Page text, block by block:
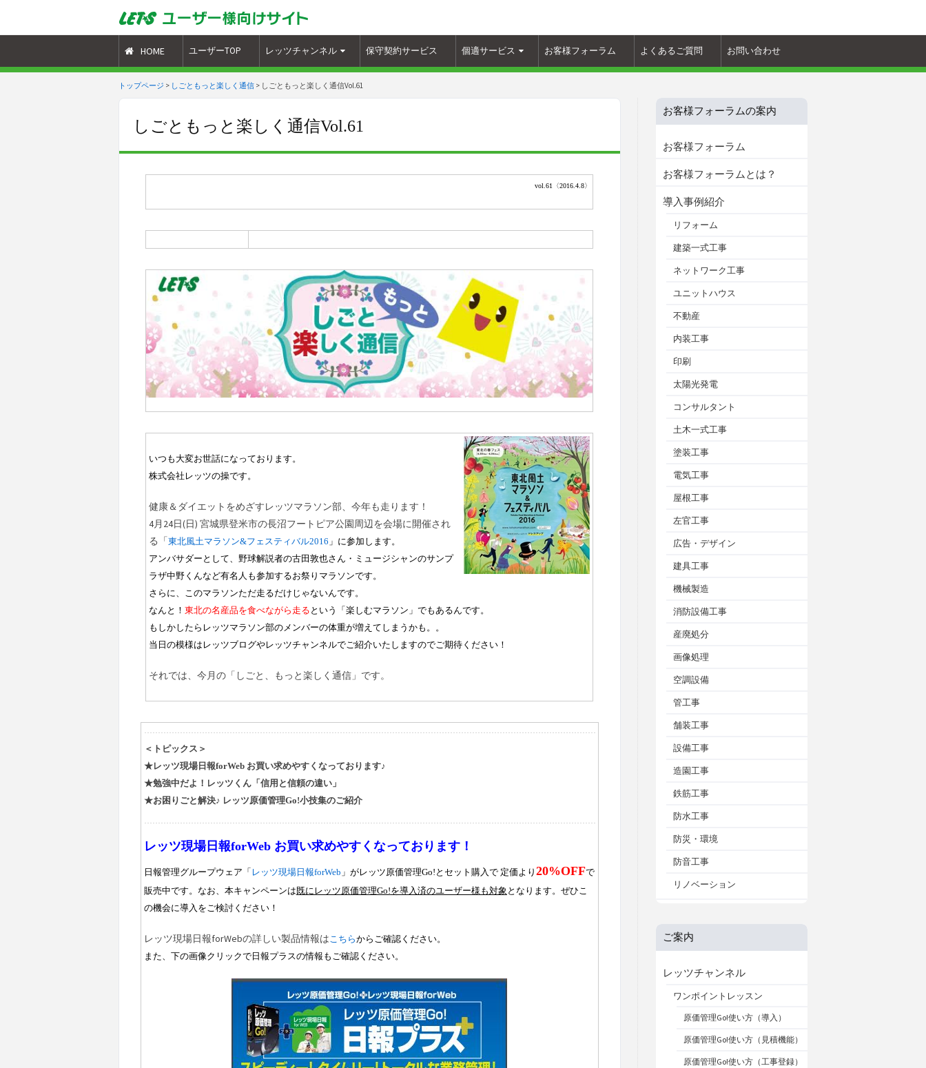
HOME ユーザーTOP レッツチャンネル 保守契約サービス 個適サービス お客様フォーラム よくあるご質問 お問い合わせ
トップページ > しごともっと楽しく通信 > しごともっと楽しく通信Vol.61
しごともっと楽しく通信Vol.61
vol.61 〈2016.4.8〉
いつも大変お世話になっております。
株式会社レッツの操です。
健康＆ダイエットをめざすレッツマラソン部、今年も走ります！
4月 24日(日)宮城県登米市の長沼フートピア公園周辺を会場に開催され
る「東北風土マラソン&フェスティバル2016 」に参加します。
アンバサダーとして、野球解説者の古田敦也さん・ミュージシャンのサンプ
ラザ中野くんなど有名人も参加するお祭りマラソンです。
さらに、このマラソンただ走るだけじゃないんです。
なんと！東北の名産品を食べながら走る という「楽しむマラソン」でもあるんです。
もしかしたらレッツマラソン部のメンバーの体重が増えてしまうかも。。
当日の模様はレッツブログやレッツチャンネルでご紹介いたしますのでご期待ください！
それでは、今月の「しごと、もっと楽しく通信」です。
＜トピックス＞
★レッツ現場日報forWeb お買い求めやすくなっております♪
★勉強中だよ！レッツくん「信用と信頼の違い」
★お困りごと解決♪ レッツ原価管理Go!小技集のご紹介
レッツ現場日報forWeb お買い求めやすくなっております！
日報管理グループウェア「 レッツ現場日報forWeb 」がレッツ原価管理Go! とセット購入で 定価より 20%OFFで
販売中です。なお、本キャンペーンは既にレッツ原価管理Go!を導入済のユーザー様も対象 となります。ぜひこ
の機会に導入をご検討ください！
レッツ現場日報forWebの詳しい製品情報はこちらからご確認ください。
また、下の画像クリックで日報プラスの情報もご確認ください。
お客様フォーラムの案内
お客様フォーラム
お客様フォーラムとは？
導入事例紹介
リフォーム
建築一式工事
ネットワーク工事
ユニットハウス
不動産
内装工事
印刷
太陽光発電
コンサルタント
土木一式工事
塗装工事
電気工事
屋根工事
左官工事
広告・デザイン
建具工事
機械製造
消防設備工事
産廃処分
画像処理
空調設備
管工事
舗装工事
設備工事
造園工事
鉄筋工事
防水工事
防災・環境
防音工事
リノベーション
ご案内
レッツチャンネル
ワンポイントレッスン
原価管理Go!使い方（導入）
原価管理Go!使い方（見積機能）
原価管理Go!使い方（工事登録）